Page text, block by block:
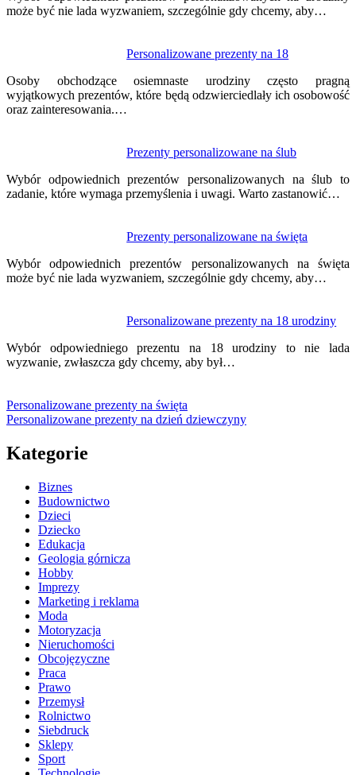
może być nie lada wyzwaniem, szczególnie gdy chcemy, aby…
Personalizowane prezenty na 18
Osoby obchodzące osiemnaste urodziny często pragną
wyjątkowych prezentów, które będą odzwierciedlały ich osobowość
oraz zainteresowania.…
Prezenty personalizowane na ślub
Wybór odpowiednich prezentów personalizowanych na ślub to
zadanie, które wymaga przemyślenia i uwagi. Warto zastanowić…
Prezenty personalizowane na święta
Wybór odpowiednich prezentów personalizowanych na święta
może być nie lada wyzwaniem, szczególnie gdy chcemy, aby…
Personalizowane prezenty na 18 urodziny
Wybór odpowiedniego prezentu na 18 urodziny to nie lada
wyzwanie, zwłaszcza gdy chcemy, aby był…
Personalizowane prezenty na święta
Personalizowane prezenty na dzień dziewczyny
Kategorie
Biznes
Budownictwo
Dzieci
Dziecko
Edukacja
Geologia górnicza
Hobby
Imprezy
Marketing i reklama
Moda
Motoryzacja
Nieruchomości
Obcojęzyczne
Praca
Prawo
Przemysł
Rolnictwo
Siebdruck
Sklepy
Sport